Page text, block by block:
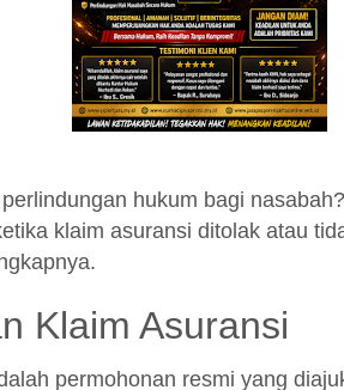
hukum bagi
klaim asuransi ditolak atau
Klaim Asuransi
permohonan resmi yang